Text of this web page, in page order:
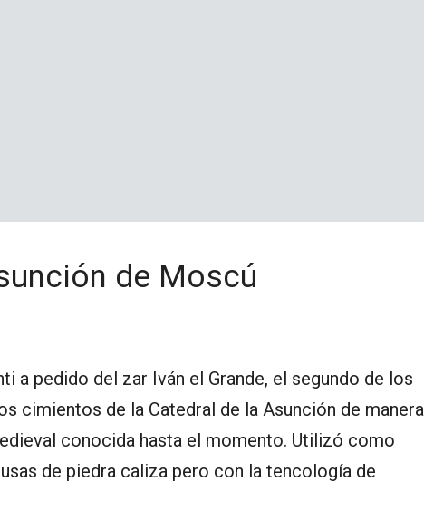
de Moscú
a pedido del zar Iván el Grande, el segundo de los
cimientos de la Catedral de la Asunción de manera
conocida hasta el momento. Utilizó como
de piedra caliza pero con la tencología de